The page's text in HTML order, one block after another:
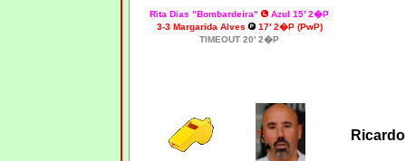
Rita Dias "Bombardeira"
Azul 15' 2�P
3-3 Margarida Alves
17' 2�P (PwP)
TIMEOUT 20' 2�P